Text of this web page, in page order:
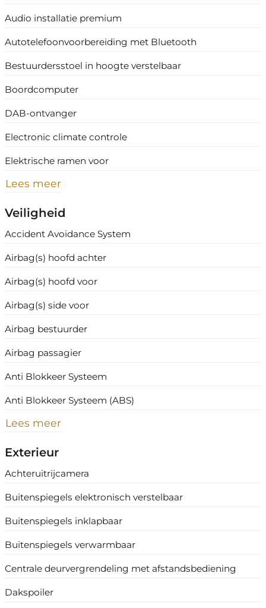
Audio installatie premium
Autotelefoonvoorbereiding met Bluetooth
Bestuurdersstoel in hoogte verstelbaar
Boordcomputer
DAB-ontvanger
Electronic climate controle
Elektrische ramen voor
Lees meer
Veiligheid
Accident Avoidance System
Airbag(s) hoofd achter
Airbag(s) hoofd voor
Airbag(s) side voor
Airbag bestuurder
Airbag passagier
Anti Blokkeer Systeem
Anti Blokkeer Systeem (ABS)
Lees meer
Exterieur
Achteruitrijcamera
Buitenspiegels elektronisch verstelbaar
Buitenspiegels inklapbaar
Buitenspiegels verwarmbaar
Centrale deurvergrendeling met afstandsbediening
Dakspoiler